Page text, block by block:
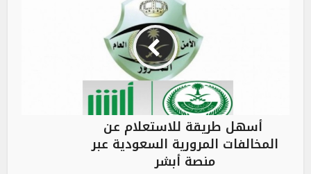
أسهل طريقة للاستعلام عن
المخالفات المرورية السعودية عبر
منصة أبشر